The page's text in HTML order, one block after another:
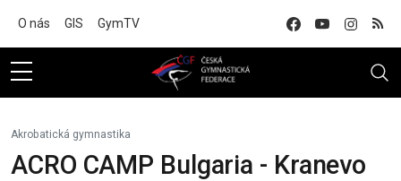
O nás GIS GymTV
Akrobatická gymnastika
ACRO CAMP Bulgaria - Kranevo